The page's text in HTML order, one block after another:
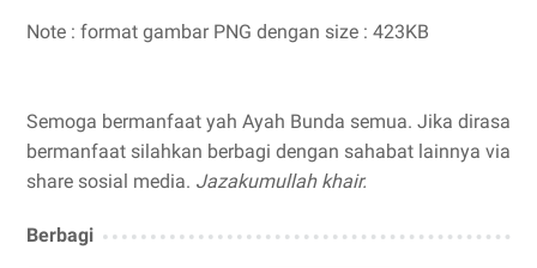
Note : format gambar PNG dengan size : 423KB
Semoga bermanfaat yah Ayah Bunda semua. Jika dirasa
bermanfaat silahkan berbagi dengan sahabat lainnya via
share sosial media. Jazakumullah khair.
Berbagi